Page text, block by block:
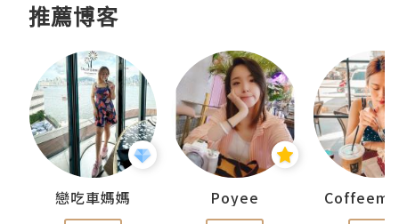
推薦博客
戀吃車媽媽 Poyee